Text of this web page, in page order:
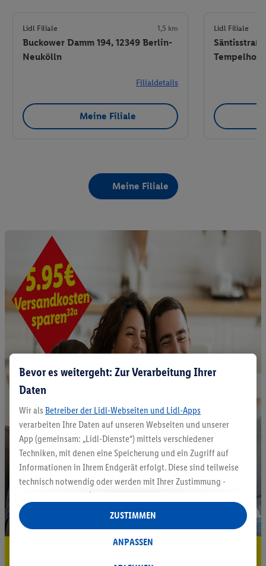
Lidl Filiale 1,5 km
Buckower Damm 194, 12349 Berlin-
Neukölln
Filialdetails
Meine Filiale
Lidl Filiale
Tempelhof-
Meine Filiale
Bevor es weitergeht: Zur Verarbeitung Ihrer
Daten
Wir als Betreiber der Lidl-Webseiten und Lidl-Apps
verarbeiten Ihre Daten auf unseren Webseiten und unserer
App (gemeinsam: „Lidl-Dienste“) mittels verschiedener
Techniken, mit denen eine Speicherung und ein Zugriff auf
Informationen in Ihrem Endgerät erfolgt. Diese sind teilweise
technisch notwendig oder werden mit Ihrer Zustimmung -
auch durch Partner (u.a.
Verantwortliche; im Zusammenhang mit dem IAB TCF
insgesamt
Statistik-Erstellung oder für personalisierte Werbung
ANPASSEN
ZUSTIMMEN